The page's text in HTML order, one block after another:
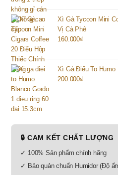
Xì Gà Tycoon Mini
Vị Cà Phê
160.000₫
Xì Gà Điếu To Humo
200.000₫
🔒 CAM KẾT CHẤT LƯỢNG
✓ 100% Sản phẩm chính hãng
✓ Bảo quản chuẩn Humidor (Độ